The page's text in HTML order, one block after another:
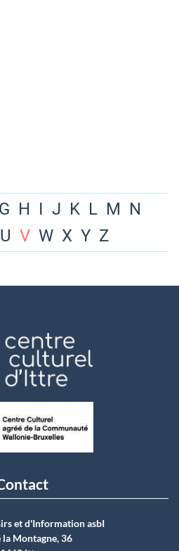
G H I J K L M N
U V W X Y Z
et d'Information asbI
la Montagne, 36